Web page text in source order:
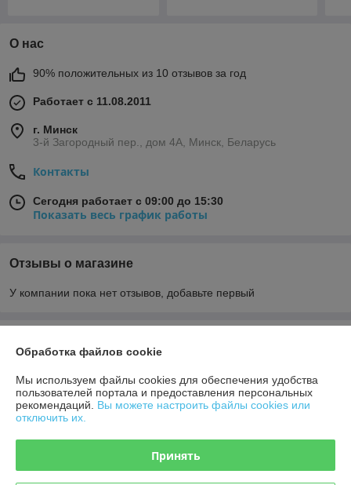
О нас
90% положительных из 10 отзывов за год
Работает с 11.08.2011
г. Минск
3-й Загородный пер., дом 4А, Минск, Беларусь
Контакты
Сегодня работает с 09:00 до 15:30
Показать весь график работы
Отзывы о магазине
У компании пока нет отзывов, добавьте первый
Контакты
Доставка и оплата
Обработка файлов cookie
Мы используем файлы cookies для обеспечения удобства
пользователей портала и предоставления персональных
рекомендаций. Вы можете настроить файлы cookies или
отключить их.
Принять